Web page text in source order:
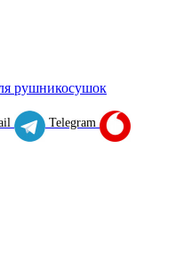
рушникосушок
Telegram